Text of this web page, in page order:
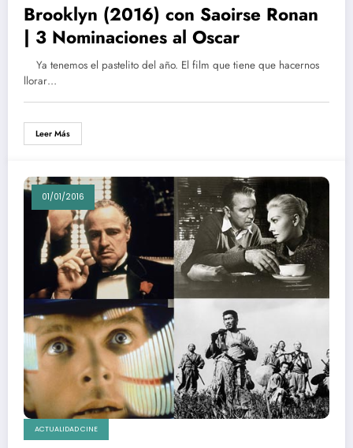
Brooklyn (2016) con Saoirse Ronan
| 3 Nominaciones al Oscar
Ya tenemos el pastelito del año. El film que tiene que hacernos
llorar…
Leer Más
01/01/2016
ACTUALIDAD CINE